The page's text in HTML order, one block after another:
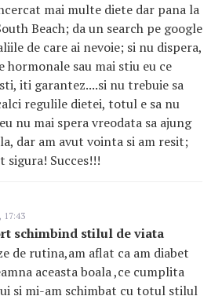
mai multe diete dar pana la
Beach; da un search pe google
de care ai nevoie; si nu dispera,
hormonale sau mai stiu eu ce
iti garantez....si nu trebuie sa
regulile dietei, totul e sa nu
nu mai spera vreodata sa ajung
dar am avut vointa si am resit;
sigura! Succes!!!
17:43
schimbind stilul de viata
de rutina,am aflat ca am diabet
aceasta boala ,ce cumplita
si mi-am schimbat cu totul stilul